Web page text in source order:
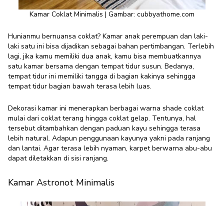
Kamar Coklat Minimalis | Gambar: cubbyathome.com
Hunianmu bernuansa coklat? Kamar anak perempuan dan laki-
laki satu ini bisa dijadikan sebagai bahan pertimbangan. Terlebih
lagi, jika kamu memiliki dua anak, kamu bisa membuatkannya
satu kamar bersama dengan tempat tidur susun. Bedanya,
tempat tidur ini memiliki tangga di bagian kakinya sehingga
tempat tidur bagian bawah terasa lebih luas.
Dekorasi kamar ini menerapkan berbagai warna shade coklat
mulai dari coklat terang hingga coklat gelap. Tentunya, hal
tersebut ditambahkan dengan paduan kayu sehingga terasa
lebih natural. Adapun penggunaan kayunya yakni pada ranjang
dan lantai. Agar terasa lebih nyaman, karpet berwarna abu-abu
dapat diletakkan di sisi ranjang.
Kamar Astronot Minimalis